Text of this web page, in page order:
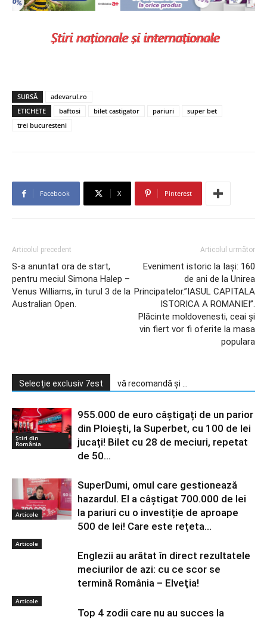
SURSĂ
adevarul.ro
ETICHETE
baftosi bilet castigator pariuri
super bet
trei bucuresteni
Facebook X Pinterest
Articolul precedent
S-a anuntat ora de start,
pentru meciul Simona Halep –
Venus Williams, în turul 3 de la
Australian Open.
Articolul următor
Eveniment istoric la Iaşi: 160
de ani de la Unirea
Principatelor.”IASUL CAPITALA
ISTORICA A ROMANIEI”.
Plăcinte moldovenesti, ceai şi
vin fiert vor fi oferite la masa
populara
Selecție exclusiv 7est vă recomandă și ...
Știri din
România
955.000 de euro câștigați de un parior
din Ploiești, la Superbet, cu 100 de lei
jucați! Bilet cu 28 de meciuri, repetat
de 50...
Articole
SuperDumi, omul care gestionează
hazardul. El a câștigat 700.000 de lei
la pariuri cu o investiție de aproape
500 de lei! Care este rețeta...
Articole
Englezii au arătat în direct rezultatele
meciurilor de azi: cu ce scor se
termină România – Elveţia!
Articole
Top 4 zodii care nu au succes la